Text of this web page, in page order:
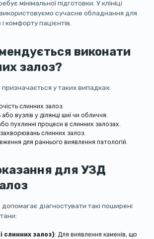
мінімальної підготовки. У клініці
сучасне обладнання для
комфорту пацієнтів.
виконати
залоз?
у таких випадках:
слинних залоз.
вузлів у ділянці шиї чи обличчя.
пухлинні процеси в слинних залозах.
слинних залоз.
для раннього виявлення патологій.
для УЗД
діагностувати такі поширені
слинних залоз): Для виявлення каменів, що